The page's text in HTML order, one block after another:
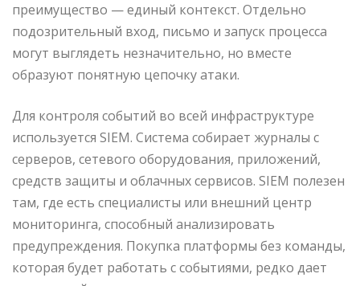
преимущество — единый контекст. Отдельно
подозрительный вход, письмо и запуск процесса
могут выглядеть незначительно, но вместе
образуют понятную цепочку атаки.
Для контроля событий во всей инфраструктуре
используется SIEM. Система собирает журналы с
серверов, сетевого оборудования, приложений,
средств защиты и облачных сервисов. SIEM полезен
там, где есть специалисты или внешний центр
мониторинга, способный анализировать
предупреждения. Покупка платформы без команды,
которая будет работать с событиями, редко дает